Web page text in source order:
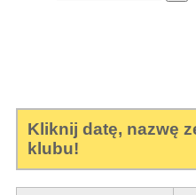
Kliknij datę, nazwę
klubu!